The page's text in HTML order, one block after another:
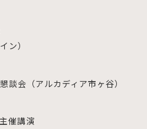
ン）
談会（アルカディア市ヶ谷）
催講演